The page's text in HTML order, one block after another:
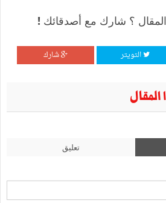
؟ شارك مع أصدقائك !
التويتر شارك
تعليق